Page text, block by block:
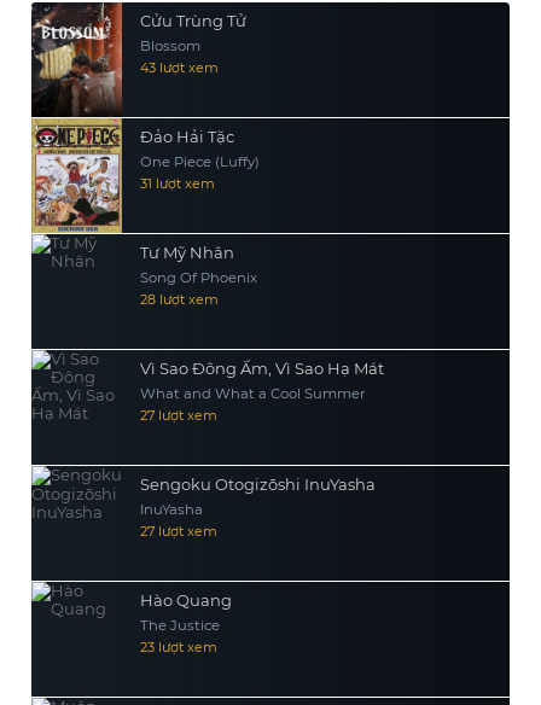
Cửu Trùng Tử
Blossom
43 lượt xem
Đảo Hải Tặc
One Piece (Luffy)
31 lượt xem
Tư Mỹ Nhân
Song Of Phoenix
28 lượt xem
Vì Sao Đông Ấm, Vì Sao Hạ Mát
What and What a Cool Summer
27 lượt xem
Sengoku Otogizōshi InuYasha
InuYasha
27 lượt xem
Hào Quang
The Justice
23 lượt xem